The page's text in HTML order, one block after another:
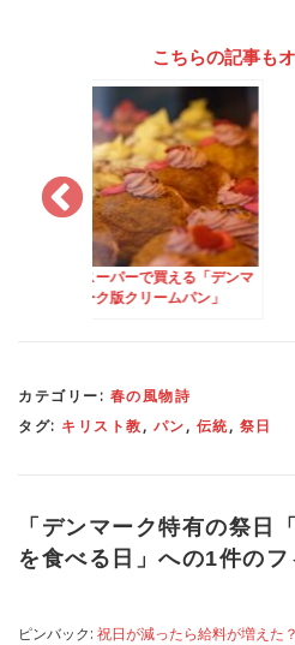
こちらの記事も
買える「デンマ
12月恒例の合唱イ
「聖ルチア祭」
カテゴリー: 春の風物詩
タグ: キリスト教, パン, 伝統, 祭日
「 デンマーク特有の祭日
を食べる日 」への1件の
ピンバック: 祝日が減ったら給料が増えた